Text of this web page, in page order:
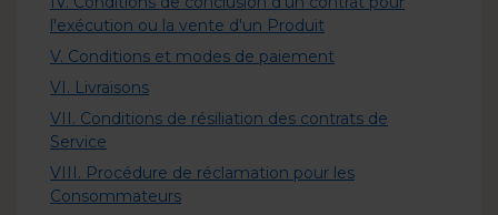
l'exécution ou la vente d'un Produit
V. Conditions et modes de paiement
VI. Livraisons
VII. Conditions de résiliation des contrats de
Service
VIII. Procédure de réclamation pour les
Consommateurs